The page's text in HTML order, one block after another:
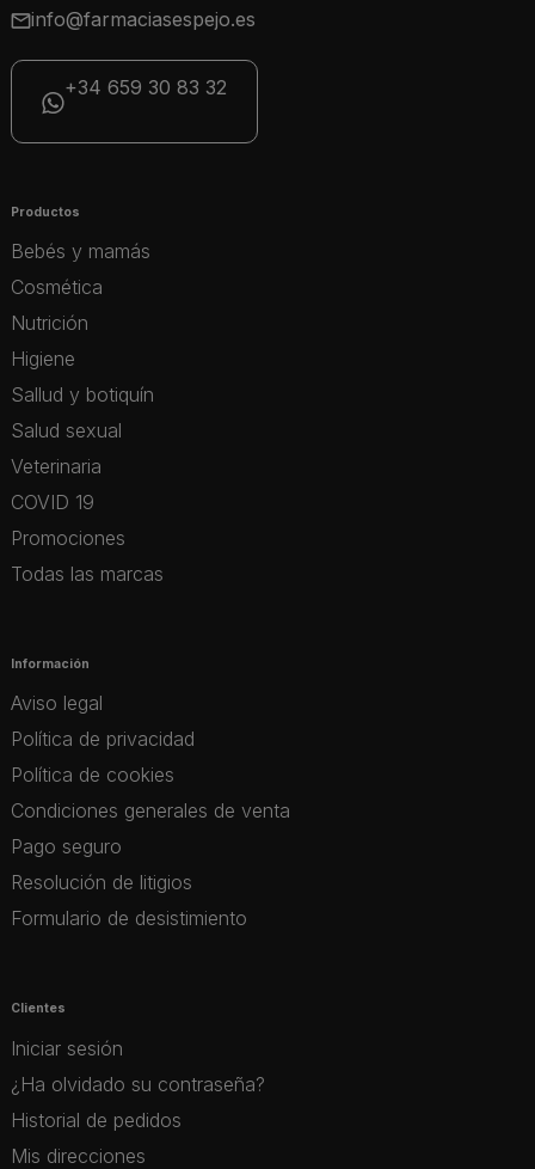
info@farmaciasespejo.es
+34 659 30 83 32
Productos
Bebés y mamás
Cosmética
Nutrición
Higiene
Sallud y botiquín
Salud sexual
Veterinaria
COVID 19
Promociones
Todas las marcas
Información
Aviso legal
Política de privacidad
Política de cookies
Condiciones generales de venta
Pago seguro
Resolución de litigios
Formulario de desistimiento
Clientes
Iniciar sesión
¿Ha olvidado su contraseña?
Historial de pedidos
Mis direcciones